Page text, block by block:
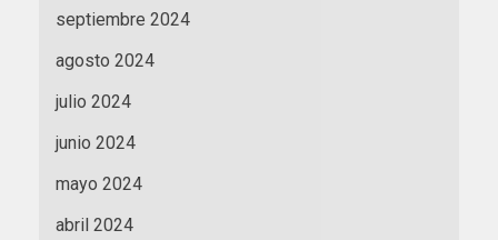
septiembre 2024
agosto 2024
julio 2024
junio 2024
mayo 2024
abril 2024